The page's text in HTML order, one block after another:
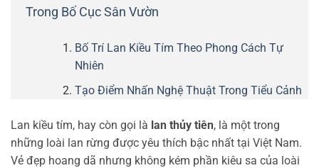
Trong Bố Cục Sân Vườn
Bố Trí Lan Kiều Tím Theo Phong Cách Tự
Nhiên
Tạo Điểm Nhấn Nghệ Thuật Trong Tiểu Cảnh
Lan kiều tím, hay còn gọi là lan thủy tiên, là một trong
những loài lan rừng được yêu thích bậc nhất tại Việt Nam.
Vẻ đẹp hoang dã nhưng không kém phần kiêu sa của loài